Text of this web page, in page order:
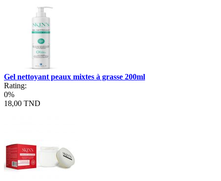
Gel nettoyant peaux mixtes à grasse 200ml
Rating:
0%
18,00 TND